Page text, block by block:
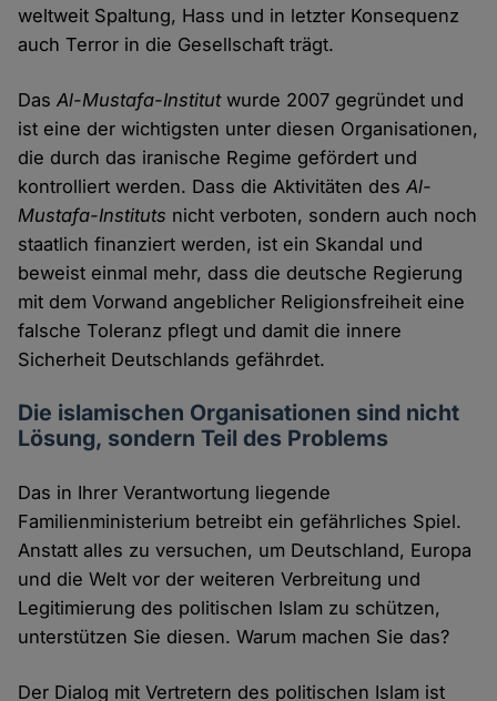
weltweit Spaltung, Hass und in letzter Konsequenz
auch Terror in die Gesellschaft trägt.
DasAl-Mustafa-Institutwurde 2007 gegründet und
ist eine der wichtigsten unter diesen Organisationen,
die durch das iranische Regime gefördert und
kontrolliert werden. Dass die Aktivitäten desAl-
Mustafa-Instituts nicht verboten, sondern auch noch
staatlich finanziert werden, ist ein Skandal und
beweist einmal mehr, dass die deutsche Regierung
mit dem Vorwand angeblicher Religionsfreiheit eine
falsche Toleranz pflegt und damit die innere
Sicherheit Deutschlands gefährdet.
Die islamischen Organisationen sind nicht
Lösung, sondern Teil des Problems
Das in Ihrer Verantwortung liegende
Familienministerium betreibt ein gefährliches Spiel.
Anstatt alles zu versuchen, um Deutschland, Europa
und die Welt vor der weiteren Verbreitung und
Legitimierung des politischen Islam zu schützen,
unterstützen Sie diesen. Warum machen Sie das?
Der Dialog mit Vertretern des politischen Islam ist